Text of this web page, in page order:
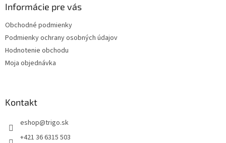
p
Informácie pre vás
Obchodné podmienky
Podmienky ochrany osobných údajov
Hodnotenie obchodu
Moja objednávka
Kontakt
eshop@trigo.sk
+421 36 6315 503